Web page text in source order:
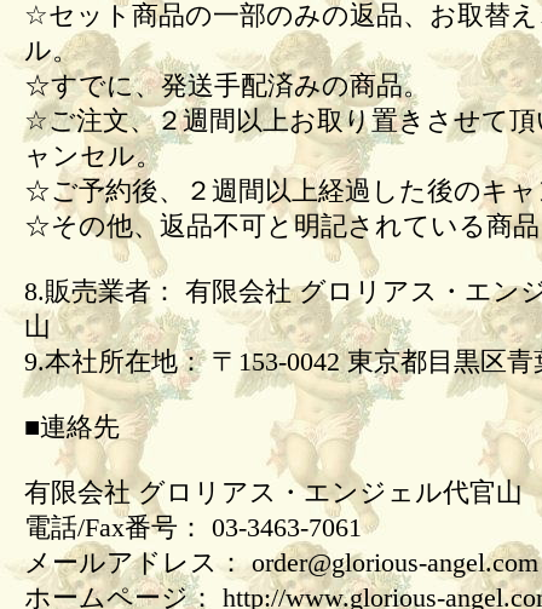
☆セット商品の一部のみの返品、お取替
ル。
☆すでに、発送手配済みの商品。
☆ご注文、２週間以上お取り置きさせて
ャンセル。
☆ご予約後、２週間以上経過した後のキ
☆その他、返品不可と明記されている商
8.販売業者： 有限会社 グロリアス・エン
山
9.本社所在地： 〒153-0042 東京都目黒区青
■連絡先
有限会社 グロリアス・エンジェル代官山
電話/Fax番号： 03-3463-7061
メールアドレス： order@glorious-angel.com
ホームページ： http://www.glorious-